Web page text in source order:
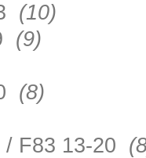
(10)
(9)
(8)
/ F83 13-20